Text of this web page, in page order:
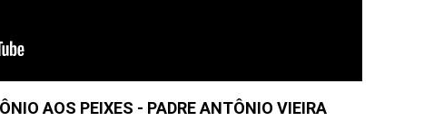
AOS PEIXES - PADRE ANTÔNIO VIEIRA